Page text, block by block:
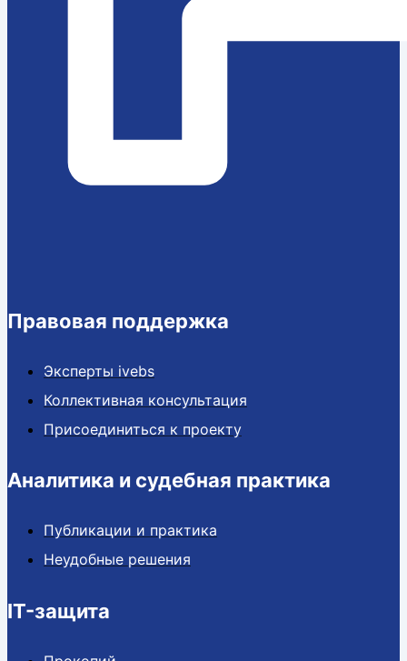
Правовая поддержка
Эксперты ivebs
Коллективная консультация
Присоединиться к проекту
Аналитика и судебная практика
Публикации и практика
Неудобные решения
IT-защита